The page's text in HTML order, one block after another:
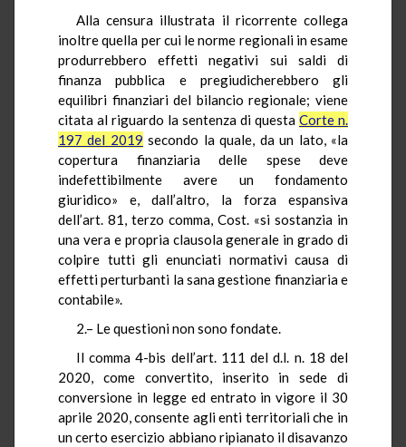
Alla censura illustrata il ricorrente collega
inoltre quella per cui le norme regionali in esame
produrrebbero effetti negativi sui saldi di
finanza pubblica e pregiudicherebbero gli
equilibri finanziari del bilancio regionale; viene
citata al riguardo la sentenza di questa Corte n.
197 del 2019 secondo la quale, da un lato, «la
copertura finanziaria delle spese deve
indefettibilmente avere un fondamento
giuridico» e, dall’altro, la forza espansiva
dell’art. 81, terzo comma, Cost. «si sostanzia in
una vera e propria clausola generale in grado di
colpire tutti gli enunciati normativi causa di
effetti perturbanti la sana gestione finanziaria e
contabile».
2.– Le questioni non sono fondate.
Il comma 4-bis dell’art. 111 del d.l. n. 18 del
2020, come convertito, inserito in sede di
conversione in legge ed entrato in vigore il 30
aprile 2020, consente agli enti territoriali che in
un certo esercizio abbiano ripianato il disavanzo